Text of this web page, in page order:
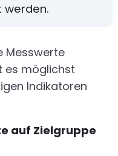
werden.
Messwerte
es möglichst
Indikatoren
auf Zielgruppe